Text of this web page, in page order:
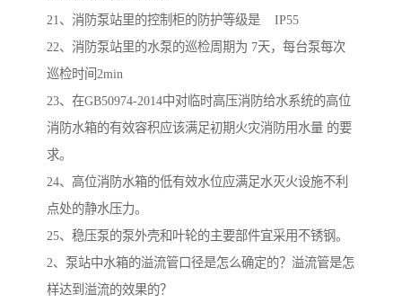
21、消防泵站里的控制柜的防护等级是 IP55
22、消防泵站里的水泵的巡检周期为 7天，每台泵每次
巡检时间2min
23、在GB50974-2014中对临时高压消防给水系统的高位
消防水箱的有效容积应该满足初期火灾消防用水量 的要
求。
24、高位消防水箱的低有效水位应满足水灭火设施不利
点处的静水压力。
25、稳压泵的泵外壳和叶轮的主要部件宜采用不锈钢。
2、泵站中水箱的溢流管口径是怎么确定的？溢流管是怎
样达到溢流的效果的？